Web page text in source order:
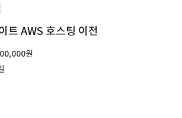
트 AWS 호스팅 이전
원